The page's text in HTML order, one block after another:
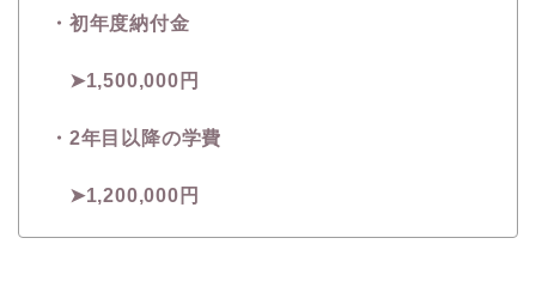
・初年度納付金
➤1,500,000円
・2年目以降の学費
➤1,200,000円